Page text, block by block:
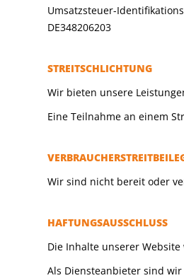
Umsatzsteuer-
DE348206203
STREITSCHLICHTUNG
Wir bieten unsere
Eine Teilnahme an einem
Wir sind nicht bereit oder
HAFTUNGSAUSSCHLUSS
Die Inhalte unserer
Als Diensteanbieter sind